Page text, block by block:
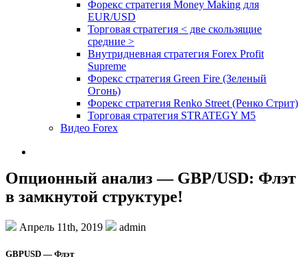
Форекс стратегия Money Making для
EUR/USD
Торговая стратегия < две скользящие
средние >
Внутридневная стратегия Forex Profit
Supreme
Форекс стратегия Green Fire (Зеленый
Огонь)
Форекс стратегия Renko Street (Ренко Стрит)
Торговая стратегия STRATEGY M5
Видео Forex
Опционный анализ — GBP/USD: Флэт
в замкнутой структуре!
Апрель 11th, 2019 admin
GBPUSD — Флэт